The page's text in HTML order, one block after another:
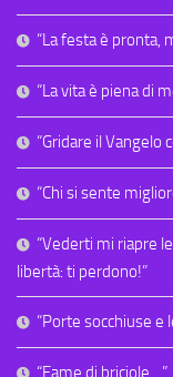
“La festa è pronta,
“La vita è piena di
“Gridare il Vangelo
“Chi si sente
“Vederti mi riapre
libertà: ti perdono!”
“Porte socchiuse e
“Fame di briciole…”